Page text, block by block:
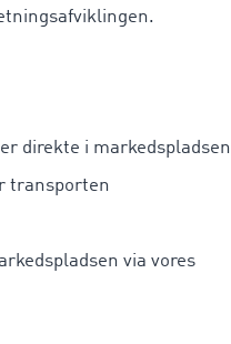
direkte i markedspladsen
transporten
via vores